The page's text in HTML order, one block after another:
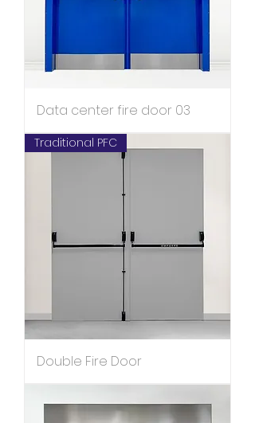
Data center fire door 03
Traditional PFC
Double Fire Door